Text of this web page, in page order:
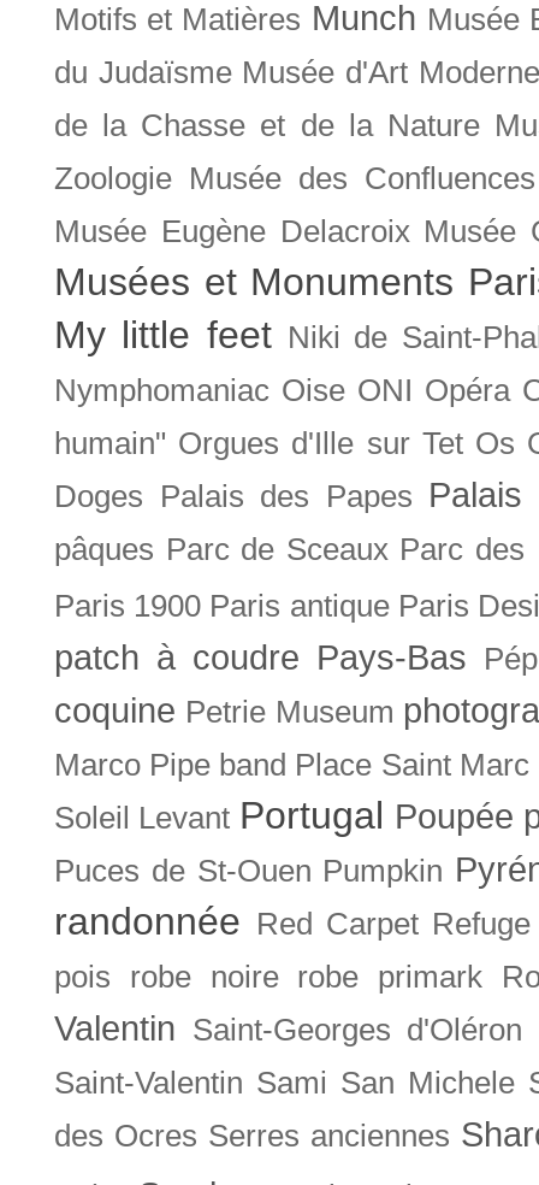
Motifs et Matières Munch Musée
du Judaïsme Musée d'Art
de la Chasse et de la Nature
Zoologie Musée des Confluences
Musée Eugène Delacroix Musée
Musées et Monuments
My little feet Niki de Saint-
Nymphomaniac Oise ONI Opéra
humain" Orgues d'Ille sur Tet Os
Doges
Palais des Papes Palais
pâques Parc de Sceaux Parc des
Paris 1900 Paris antique Paris
patch à coudre Pays-Bas
coquine Petrie Museum
Marco Pipe band Place Saint Marc
Soleil Levant Portugal Poupée
Puces de St-Ouen Pumpkin
randonnée Red Carpet Refuge
pois
robe noire robe primark
Valentin Saint-Georges d'Oléron
Saint-Valentin Sami San Michele
des Ocres Serres anciennes